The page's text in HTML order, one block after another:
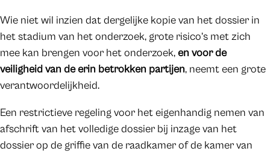
Wie niet wil inzien dat dergelijke kopie van het dossier in
het stadium van het onderzoek, grote risico’s met zich
mee kan brengen voor het onderzoek,en voor de
veiligheid van de erin betrokken partijen, neemt een grote
verantwoordelijkheid.
Een restrictieve regeling voor het eigenhandig nemen van
afschrift van het volledige dossier bij inzage van het
dossier op de griffie van de raadkamer of de kamer van